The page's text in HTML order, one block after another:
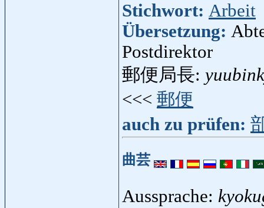
Stichwort: Arbeit
Übersetzung:
Postdirektor
郵便局長:
<<< 郵便
auch zu prüfen:
曲芸
Aussprache: